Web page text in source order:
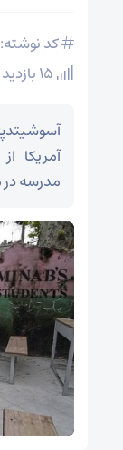
کد نوشته: 6244
آمریکا
مدرسه